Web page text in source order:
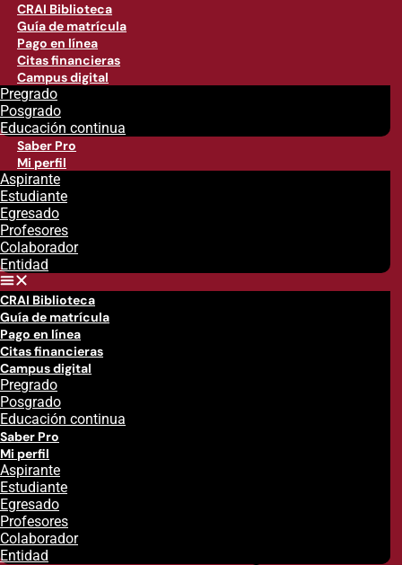
CRAI Biblioteca
Guía de matrícula
Pago en línea
Citas financieras
Campus digital
Pregrado
Posgrado
Educación continua
Saber Pro
Mi perfil
Aspirante
Estudiante
Egresado
Profesores
Colaborador
Entidad
CRAI Biblioteca
Guía de matrícula
Pago en línea
Citas financieras
Campus digital
Pregrado
Posgrado
Educación continua
Saber Pro
Mi perfil
Aspirante
Estudiante
Egresado
Profesores
Colaborador
Entidad